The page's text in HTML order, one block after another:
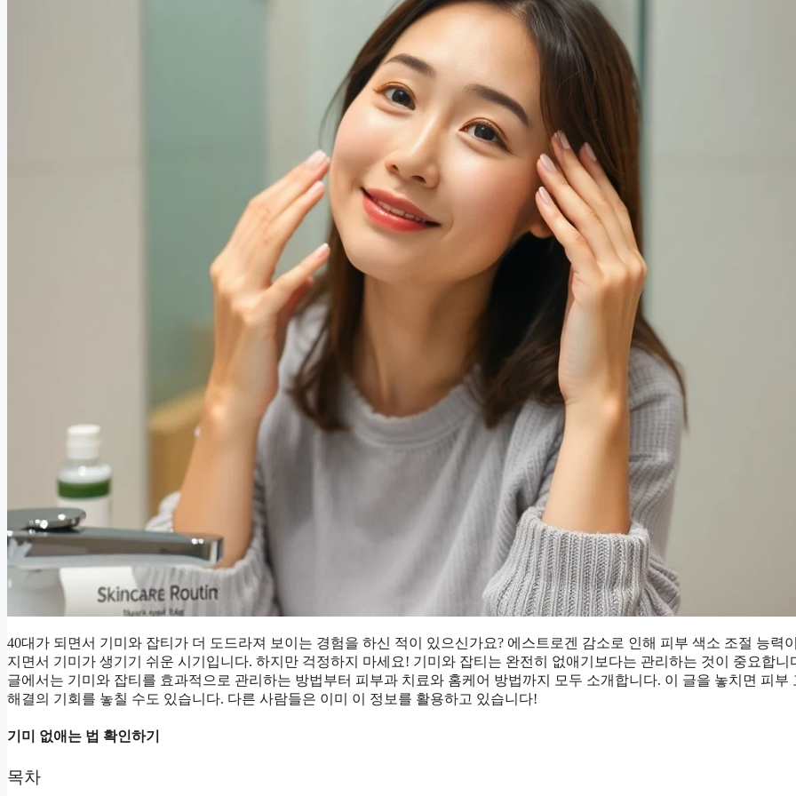
40대가 되면서 기미와 잡티가 더 도드라져 보이는 경험을 하신 적이 있으신가요? 에스트로겐 감소로 인해 피부 색소 조절 능력
지면서 기미가 생기기 쉬운 시기입니다. 하지만 걱정하지 마세요! 기미와 잡티는 완전히 없애기보다는 관리하는 것이 중요합니
글에서는 기미와 잡티를 효과적으로 관리하는 방법부터 피부과 치료와 홈케어 방법까지 모두 소개합니다. 이 글을 놓치면 피부
해결의 기회를 놓칠 수도 있습니다. 다른 사람들은 이미 이 정보를 활용하고 있습니다!
기미 없애는 법 확인하기
목차